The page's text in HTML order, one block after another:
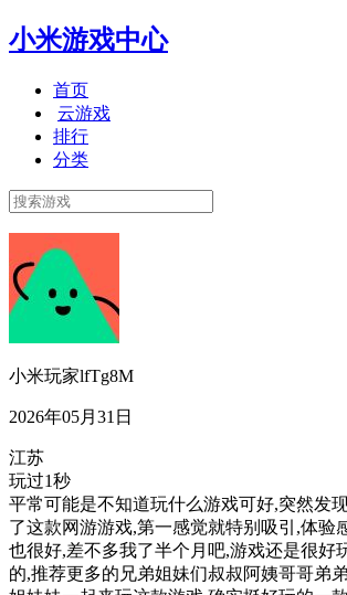
小米游戏中心
首页
云游戏
排行
分类
小米玩家lfTg8M
2026年05月31日
江苏
玩过1秒
平常可能是不知道玩什么游戏可好,突然发
了这款网游游戏,第一感觉就特别吸引,体验
也很好,差不多我了半个月吧,游戏还是很好
的,推荐更多的兄弟姐妹们叔叔阿姨哥哥弟